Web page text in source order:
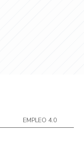
EMPLEO 4.0